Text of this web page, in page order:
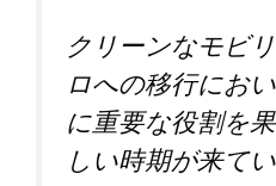
クリーンなモビ
ロへの移行にお
に重要な役割を
しい時期が来て